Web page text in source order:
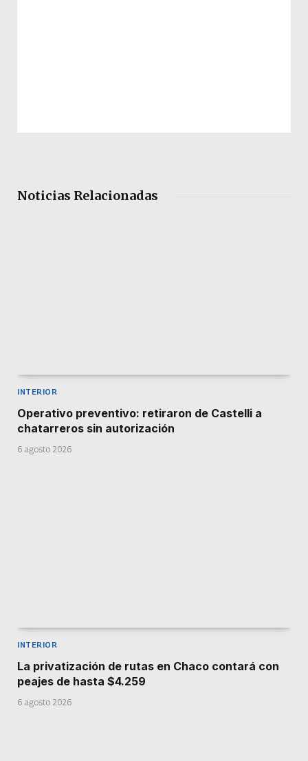
Noticias Relacionadas
INTERIOR
Operativo preventivo: retiraron de Castelli a
chatarreros sin autorización
6 agosto 2026
INTERIOR
La privatización de rutas en Chaco contará con
peajes de hasta $4.259
6 agosto 2026